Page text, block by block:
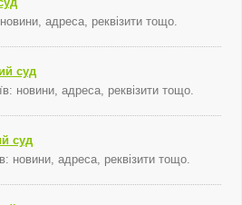
адреса, реквізити тощо.
суд
новини, адреса, реквізити тощо.
суд
новини, адреса, реквізити тощо.